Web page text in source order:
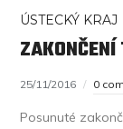
ÚSTECKÝ KRAJ
25/11/2016 0
Posunuté